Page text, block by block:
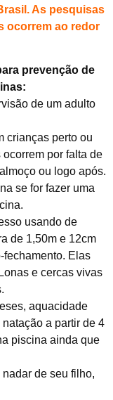
As pesquisas
ocorrem ao redor
prevenção de
de um adulto
crianças perto ou
por falta de
ou logo após.
se for fazer uma
usando de
de 1,50m e 12cm
fechamento. Elas
e cercas vivas
aquacidade
a partir de 4
piscina ainda que
de seu filho,